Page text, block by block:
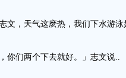
志文，天气这麽热，我们下水游
，你们两个下去就好。」志文说..